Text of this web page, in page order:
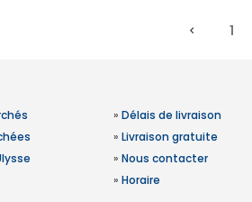
1
» Délais de livraison
» Livraison gratuite
» Nous contacter
» Horaire